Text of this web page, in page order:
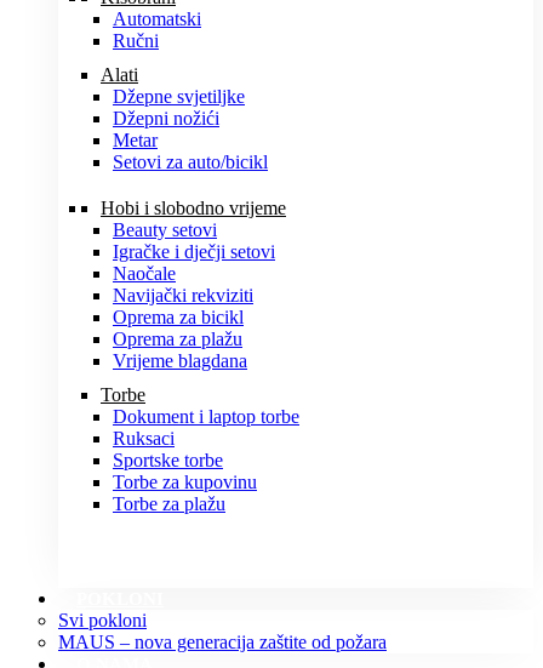
Automatski
Ručni
Alati
Džepne svjetiljke
Džepni nožići
Metar
Setovi za auto/bicikl
Hobi i slobodno vrijeme
Beauty setovi
Igračke i dječji setovi
Naočale
Navijački rekviziti
Oprema za bicikl
Oprema za plažu
Vrijeme blagdana
Torbe
Dokument i laptop torbe
Ruksaci
Sportske torbe
Torbe za kupovinu
Torbe za plažu
Svi pokloni
MAUS – nova generacija zaštite od požara